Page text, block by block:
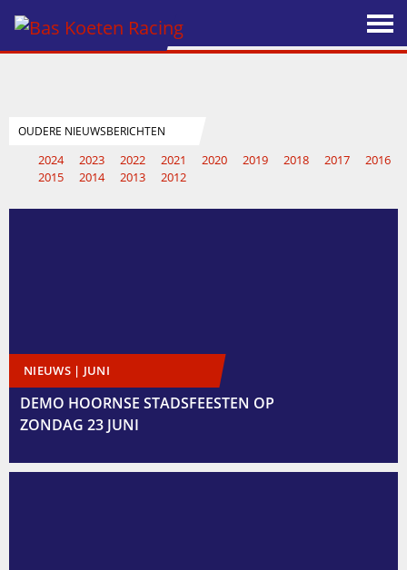
2024 2023 2022 2021 2020 2019 2018 2017
2016
2015
2014 2013 2012
NIEUWS | JUNI
DEMO HOORNSE STADSFEESTEN OP
ZONDAG 23 JUNI